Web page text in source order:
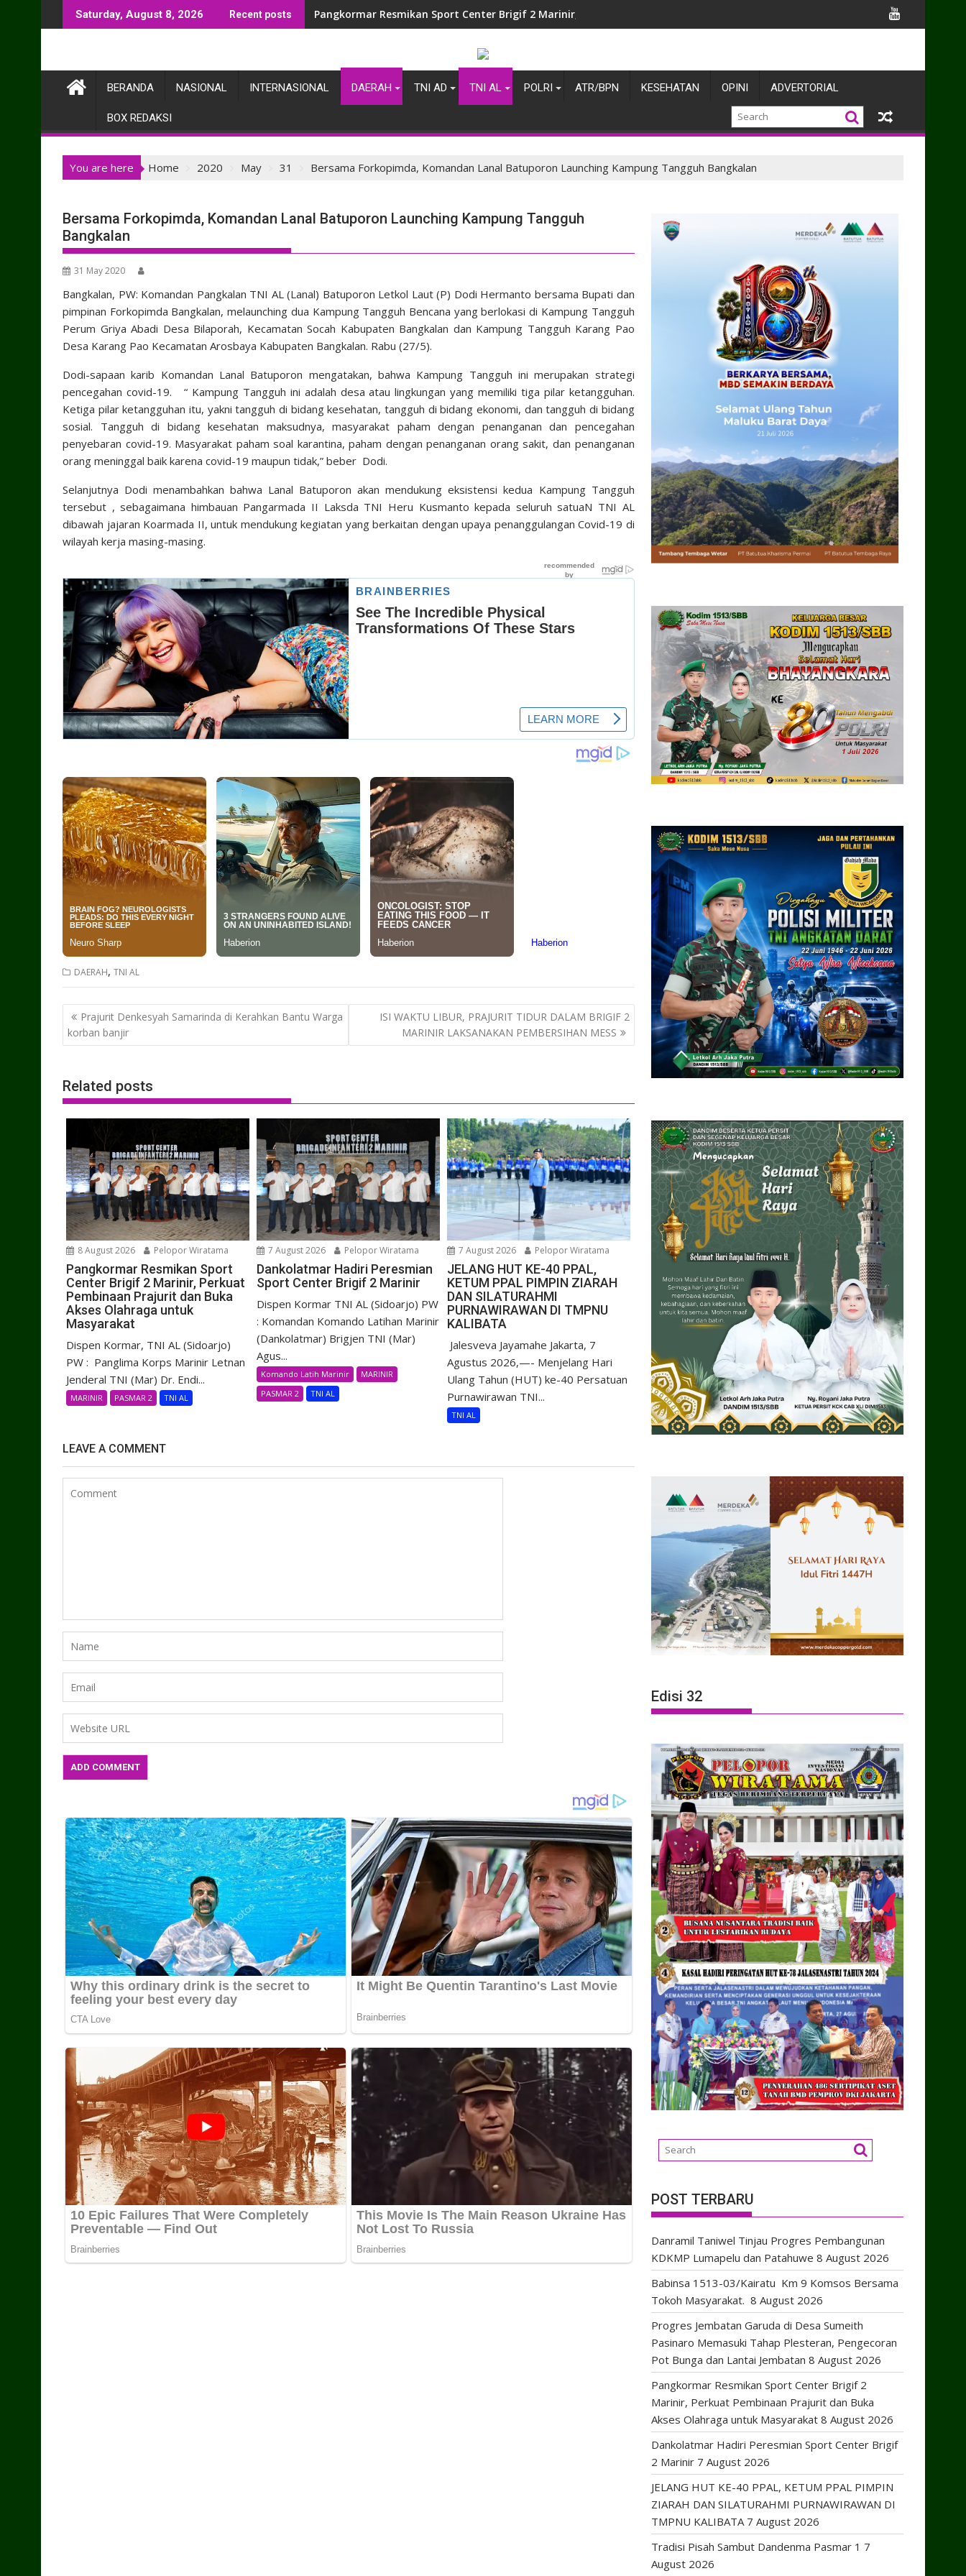
to
Saturday, August 8, 2026 Recent posts Pangkormar Resmikan Sport Center Brigif 2 Marinir, Perkuat Pembinaan Prajurit dan Buka Akses Olahraga untuk Masyarakat
BERANDA NASIONAL INTERNASIONAL DAERAH TNI AD TNI AL POLRI ATR/BPN KESEHATAN OPINI ADVERTORIAL
BOX REDAKSI
You are here Home 2020 May 31 Bersama Forkopimda, Komandan Lanal Batuporon Launching Kampung Tangguh Bangkalan
Bersama Forkopimda, Komandan Lanal Batuporon Launching Kampung Tangguh
Bangkalan
31 May 2020
Bangkalan, PW: Komandan Pangkalan TNI AL (Lanal) Batuporon Letkol Laut (P) Dodi Hermanto bersama Bupati dan
pimpinan Forkopimda Bangkalan, melaunching dua Kampung Tangguh Bencana yang berlokasi di Kampung Tangguh
Perum Griya Abadi Desa Bilaporah, Kecamatan Socah Kabupaten Bangkalan dan Kampung Tangguh Karang Pao
Desa Karang Pao Kecamatan Arosbaya Kabupaten Bangkalan. Rabu (27/5).
Dodi-sapaan karib Komandan Lanal Batuporon mengatakan, bahwa Kampung Tangguh ini merupakan strategi
pencegahan covid-19. “ Kampung Tangguh ini adalah desa atau lingkungan yang memiliki tiga pilar ketangguhan.
Ketiga pilar ketangguhan itu, yakni tangguh di bidang kesehatan, tangguh di bidang ekonomi, dan tangguh di bidang
sosial. Tangguh di bidang kesehatan maksudnya, masyarakat paham dengan penanganan dan pencegahan
penyebaran covid-19. Masyarakat paham soal karantina, paham dengan penanganan orang sakit, dan penanganan
orang meninggal baik karena covid-19 maupun tidak,” beber Dodi.
Selanjutnya Dodi menambahkan bahwa Lanal Batuporon akan mendukung eksistensi kedua Kampung Tangguh
tersebut , sebagaimana himbauan Pangarmada II Laksda TNI Heru Kusmanto kepada seluruh satuaN TNI AL
dibawah jajaran Koarmada II, untuk mendukung kegiatan yang berkaitan dengan upaya penanggulangan Covid-19 di
wilayah kerja masing-masing.
DAERAH, TNI AL
Post
navigation
Prajurit Denkesyah Samarinda di Kerahkan Bantu Warga
korban banjir
ISI WAKTU LIBUR, PRAJURIT TIDUR DALAM BRIGIF 2
MARINIR LAKSANAKAN PEMBERSIHAN MESS
Related posts
8 August 2026 Pelopor Wiratama
Pangkormar Resmikan Sport
Center Brigif 2 Marinir, Perkuat
Pembinaan Prajurit dan Buka
Akses Olahraga untuk
Masyarakat
Dispen Kormar, TNI AL (Sidoarjo)
PW : Panglima Korps Marinir Letnan
Jenderal TNI (Mar) Dr. Endi...
MARINIR PASMAR 2 TNI AL
7 August 2026 Pelopor Wiratama
Dankolatmar Hadiri Peresmian
Sport Center Brigif 2 Marinir
Dispen Kormar TNI AL (Sidoarjo) PW
: Komandan Komando Latihan Marinir
(Dankolatmar) Brigjen TNI (Mar)
Agus...
Komando Latih Marinir
MARINIR
PASMAR 2
TNI AL
7 August 2026 Pelopor Wiratama
JELANG HUT KE-40 PPAL,
KETUM PPAL PIMPIN ZIARAH
DAN SILATURAHMI
PURNAWIRAWAN DI TMPNU
KALIBATA
​ Jalesveva Jayamahe Jakarta, 7
Agustus 2026,—- Menjelang Hari
Ulang Tahun (HUT) ke-40 Persatuan
Purnawirawan TNI...
TNI AL
LEAVE A COMMENT
Edisi 32
POST TERBARU
Danramil Taniwel Tinjau Progres Pembangunan
KDKMP Lumapelu dan Patahuwe 8 August 2026
Babinsa 1513-03/Kairatu Km 9 Komsos Bersama
Tokoh Masyarakat. 8 August 2026
Progres Jembatan Garuda di Desa Sumeith
Pasinaro Memasuki Tahap Plesteran, Pengecoran
Pot Bunga dan Lantai Jembatan 8 August 2026
Pangkormar Resmikan Sport Center Brigif 2
Marinir, Perkuat Pembinaan Prajurit dan Buka
Akses Olahraga untuk Masyarakat 8 August 2026
Dankolatmar Hadiri Peresmian Sport Center Brigif
2 Marinir 7 August 2026
JELANG HUT KE-40 PPAL, KETUM PPAL PIMPIN
ZIARAH DAN SILATURAHMI PURNAWIRAWAN DI
TMPNU KALIBATA 7 August 2026
Tradisi Pisah Sambut Dandenma Pasmar 1 7
August 2026